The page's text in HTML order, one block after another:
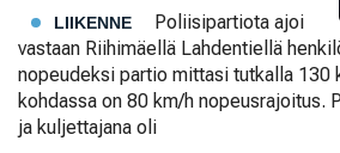
LIIKENNE
Poliisipartiota ajoi
vastaan Riihimäellä Lahdentiellä
nopeudeksi partio mittasi tutkalla 130
kohdassa on 80 km/h nopeusrajoitus.
ja kuljettajana oli